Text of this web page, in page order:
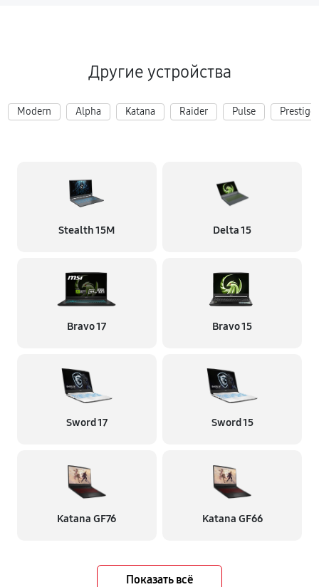
Другие устройства
Modern Alpha Katana Raider Pulse Prestige
Stealth 15M Delta 15
Bravo 17 Bravo 15
Sword 17 Sword 15
Katana GF76 Katana GF66
Показать всё